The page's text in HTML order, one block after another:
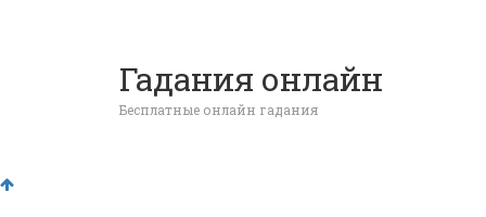
Гадания онлайн
Бесплатные онлайн гадания